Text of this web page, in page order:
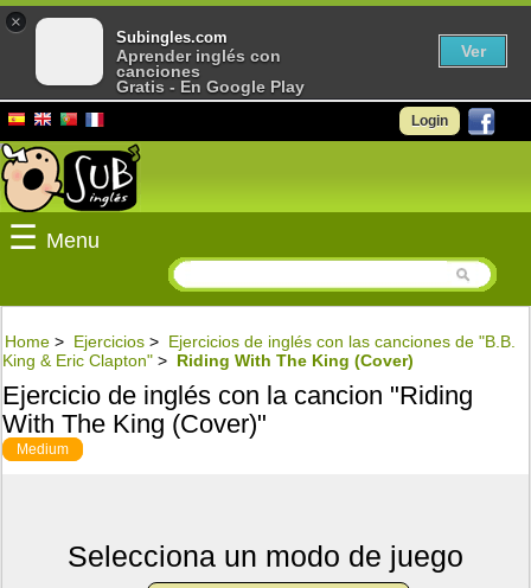
Login
☰ Menu
Home > Ejercicios > Ejercicios de inglés con las canciones de "B.B.
King & Eric Clapton" > Riding With The King (Cover)
Ejercicio de inglés con la cancion "Riding
With The King (Cover)"
Medium
Selecciona un modo de juego
×
Subingles.com
Aprender inglés con
canciones
Gratis - En Google Play
Ver